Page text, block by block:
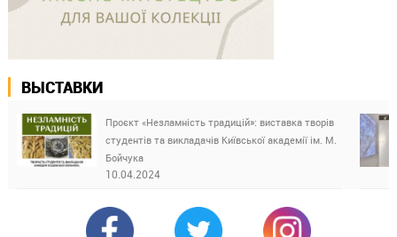
ВЫСТАВКИ
Проєкт «Незламність традицій»: виставка творів
студентів та викладачів Київської академії ім. М.
Бойчука
10.04.2024